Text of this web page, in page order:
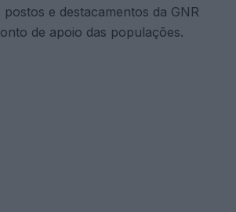
e destacamentos da GNR
de apoio das populações.